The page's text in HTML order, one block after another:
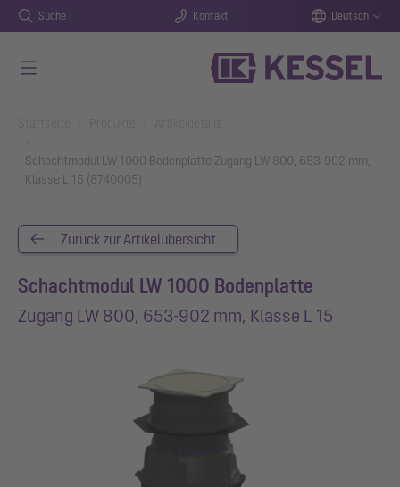
Suche Kontakt Deutsch
Schachtmodul LW 1000 Bodenplatte Zugang LW 800, 653-902 mm,
Klasse L 15 (8740005)
Zurück zur Artikelübersicht
Schachtmodul LW 1000 Bodenplatte
Zugang LW 800, 653-902 mm, Klasse L 15